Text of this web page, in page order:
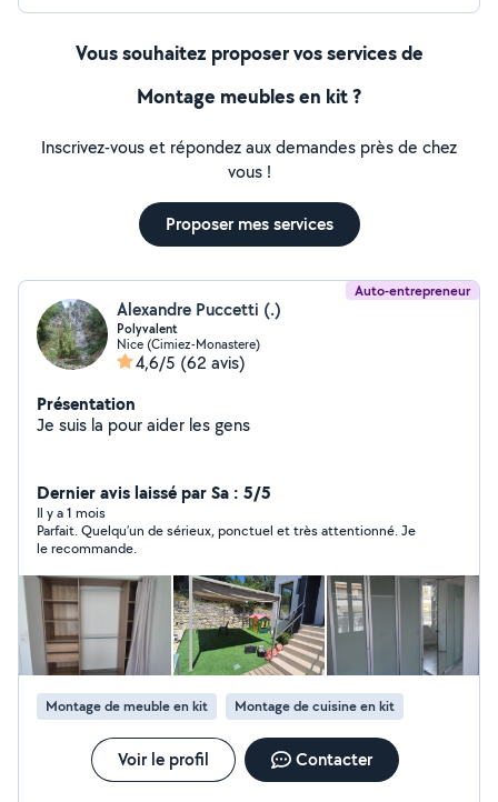
Vous souhaitez proposer vos services de
Montage meubles en kit ?
Inscrivez-vous et répondez aux demandes près de chez
vous !
Proposer mes services
Auto-entrepreneur
Alexandre Puccetti (.)
Polyvalent
Nice (Cimiez-Monastere)
4,6/5 (62 avis)
Présentation
Je suis la pour aider les gens
Dernier avis laissé par Sa : 5/5
Il y a 1 mois
Parfait. Quelqu’un de sérieux, ponctuel et très attentionné. Je
le recommande.
Montage de meuble en kit Montage de cuisine en kit
Voir le profil Contacter